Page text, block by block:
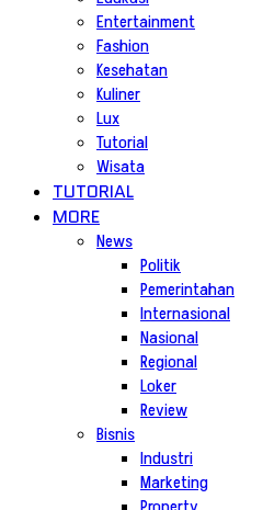
Entertainment
Fashion
Kesehatan
Kuliner
Lux
Tutorial
Wisata
TUTORIAL
MORE
News
Politik
Pemerintahan
Internasional
Nasional
Regional
Loker
Review
Bisnis
Industri
Marketing